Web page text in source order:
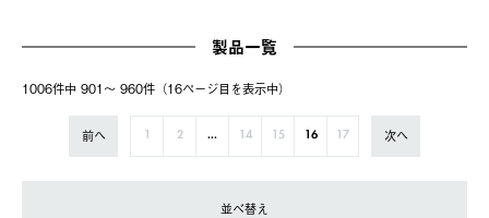
製品一覧
1006件中 901〜 960件（16ページ⽬を表⽰中）
前へ 1 2 ... 14 15 16 17 次へ
並べ替え